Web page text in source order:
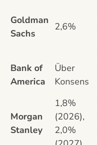
Goldman
Sachs
2,6%
Bank of
America
Über
Konsens
Morgan
Stanley
1,8%
(2026),
2,0%